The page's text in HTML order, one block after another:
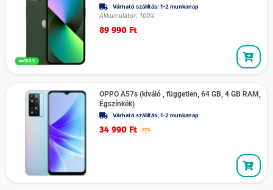
100%
Várható szállítás: 1-2 munkanap
Akkumulátor: 100%
89 990 Ft
OPPO A57s (kiváló , független, 64 GB, 4 GB RAM,
Égszínkék)
Várható szállítás: 1-2 munkanap
34 990 Ft 27%